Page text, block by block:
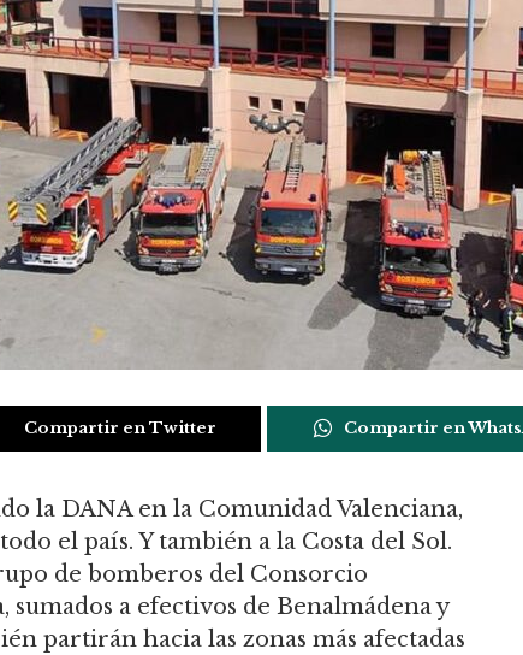
Compartir en Twitter Compartir en
la DANA en la Comunidad Valenciana,
el país. Y también a la Costa del Sol.
de bomberos del Consorcio
a efectivos de Benalmádena y
partirán hacia las zonas más afectadas